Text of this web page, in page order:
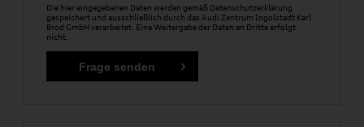
Die hier eingegebenen Daten werden gemäß Datenschutzerklärung
gespeichert und ausschließlich durch das Audi Zentrum Ingolstadt Karl
Brod GmbH verarbeitet. Eine Weitergabe der Daten an Dritte erfolgt
nicht.